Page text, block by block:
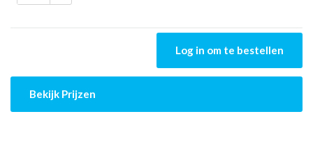
Log in om te bestellen
Bekijk Prijzen